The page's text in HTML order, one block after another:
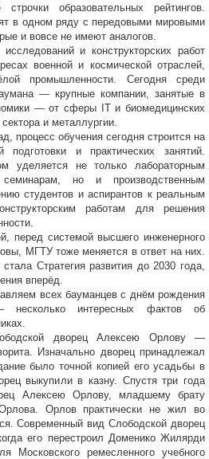
образовательных рейтингов.
в одном ряду с передовыми мировыми
и вовсе не имеют аналогов.
и конструкторских работ
военной и космической отраслей,
промышленности. Сегодня среди
— крупные компании, занятые в
— от сферы IT и биомедицинских
и металлургии.
процесс обучения сегодня строится на
подготовки и практических занятий.
уделяется не только лабораторным
но и производственным
студентов и аспирантов к реальным
работам для решения
перед системой высшего инженерного
МГТУ тоже меняется в ответ на них.
Стратегия развития до 2030 года,
вперёд.
всех бауманцев с днём рождения
интересных фактов об
дворец Алексею Орлову —
Изначально дворец принадлежал
было точной копией его усадьбы в
выкупили в казну. Спустя три года
Алексею Орлову, младшему брату
Орлов практически не жил во
Современный вид Слободской дворец
его перестроил Доменико Жилярди
Московского ремесленного учебного